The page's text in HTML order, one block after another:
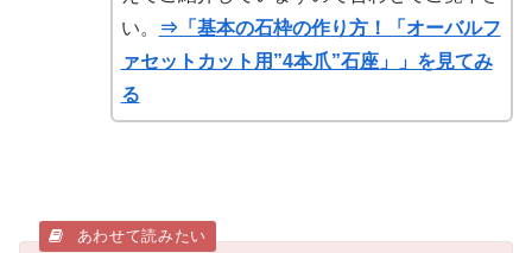
い。
⇒「基本の石枠の作り方！「オーバルフ
ァセットカット用”4本爪”石座」」を見てみ
る